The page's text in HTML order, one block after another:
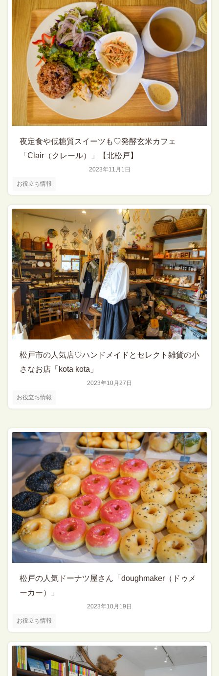
お役立ち情報
2023年11月1日
夜定食や低糖質スイーツも♡発酵玄米カフェ
「Clair（クレール）」【北松戸】
お役立ち情報
2023年10月27日
松戸市の人気店♡ハンドメイドとセレクト雑貨の小
さなお店「kota kota」
お役立ち情報
2023年10月19日
松戸の人気ドーナツ屋さん「doughmaker（ドゥメ
ーカー）」